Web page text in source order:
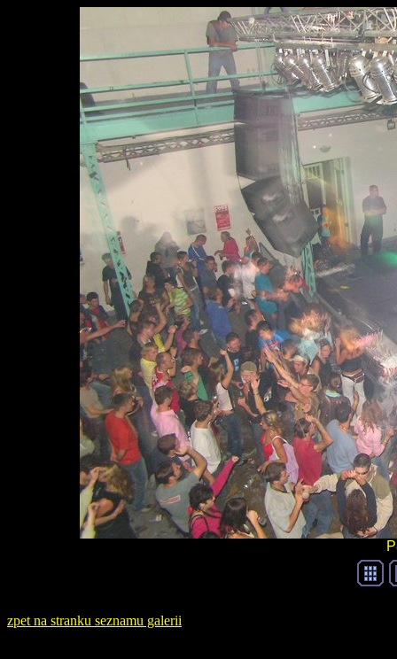
zpet na stranku seznamu galerii